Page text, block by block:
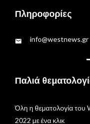
Πληροφορίες
info@westnews.gr
Παλιά
Όλη η θεματολογία
2022 με ένα κλικ